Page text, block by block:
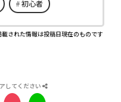
初心者
された情報は投稿日現在のものです
してください